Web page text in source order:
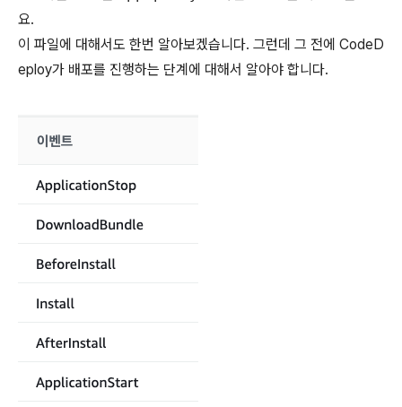
요.
이 파일에 대해서도 한번 알아보겠습니다. 그런데 그 전에 CodeD
eploy가 배포를 진행하는 단계에 대해서 알아야 합니다.